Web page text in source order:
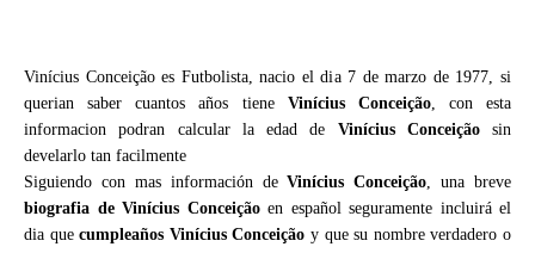
Vinícius Conceição es Futbolista, nacio el dia 7 de marzo de 1977, si
querian saber cuantos años tiene Vinícius Conceição, con esta
informacion podran calcular la edad de Vinícius Conceiçãosin
develarlo tan facilmente
Siguiendo con mas información deVinícius Conceição, una breve
biografia de Vinícius Conceiçãoen español seguramente incluirá el
dia quecumpleaños Vinícius Conceição y que su nombre verdadero o